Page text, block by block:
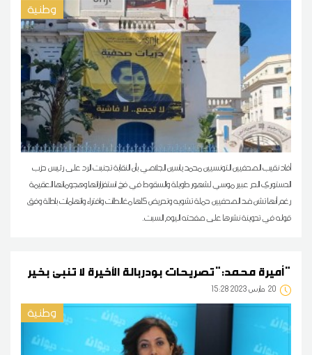
وطنية
أفاد نقيب الصحفيين التونسيين محمد ياسين الجلاصي بأن النقابة تجنبت الرد على رئيس حزب
الدستوري الحر عبير موسي لشهور طويلة والسقوط في فخ استفزازاتها وهجوماتها العقيمة
رغم أنها تشن ضد الصحفيين حملة تشويه وتحريض كلها مغالطات وافتراء واتهامات باطلة وفق
قوله في تدوينة نشرها على صفحته اليوم السبت.
أميرة محمد:"تصريحات بودربالة الأخيرة لا تنبئ بخير"
20 15:28 2023 مارس
وطنية